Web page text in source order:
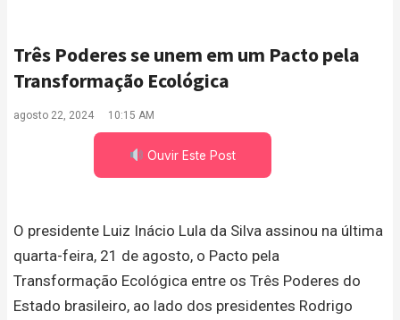
Três Poderes se unem em um Pacto pela
Transformação Ecológica
agosto 22, 2024 10:15 AM
Ouvir Este Post
O presidente Luiz Inácio Lula da Silva assinou na última
quarta-feira, 21 de agosto, o Pacto pela
Transformação Ecológica entre os Três Poderes do
Estado brasileiro, ao lado dos presidentes Rodrigo